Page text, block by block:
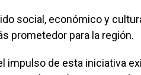
social, económico y
prometedor para la región.
impulso de esta iniciativa